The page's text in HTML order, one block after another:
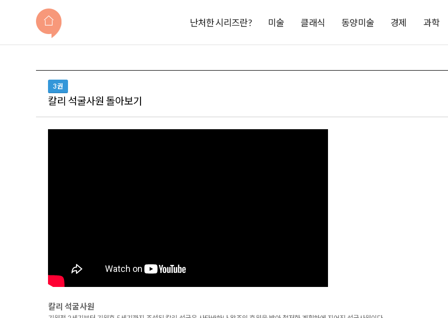
난처한 시리즈란? 미술 클래식 동양미술 경제 과학
3권
칼리 석굴사원 돌아보기
칼리 석굴사원